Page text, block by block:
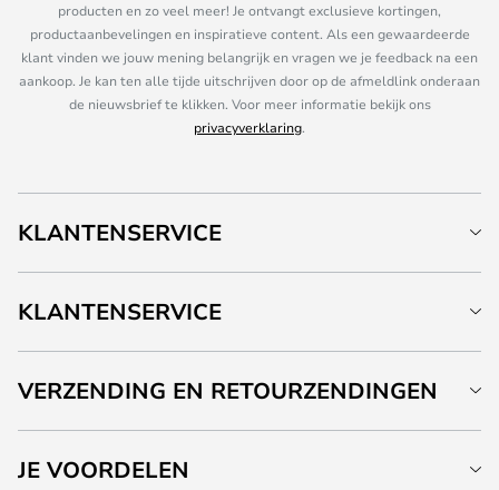
producten en zo veel meer! Je ontvangt exclusieve kortingen,
productaanbevelingen en inspiratieve content. Als een gewaardeerde
klant vinden we jouw mening belangrijk en vragen we je feedback na een
aankoop. Je kan ten alle tijde uitschrijven door op de afmeldlink onderaan
de nieuwsbrief te klikken. Voor meer informatie bekijk ons
privacyverklaring.
KLANTENSERVICE
KLANTENSERVICE
VERZENDING EN RETOURZENDINGEN
JE VOORDELEN